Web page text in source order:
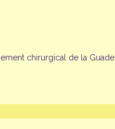
chirurgical de la